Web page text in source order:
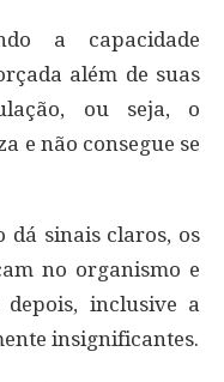
a capacidade
além de suas
ou seja, o
e não consegue se
dá sinais claros, os
no organismo e
inclusive a
insignificantes.